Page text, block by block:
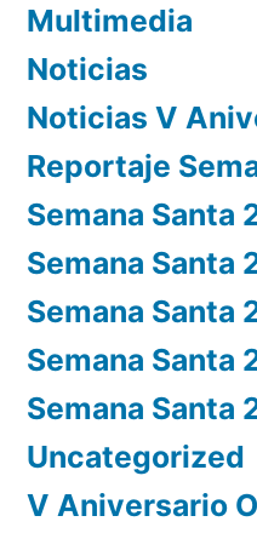
Multimedia
Noticias
Noticias V
Reportaje
Semana Santa
Semana Santa
Semana Santa
Semana Santa
Semana Santa
Uncategorized
V Aniversario